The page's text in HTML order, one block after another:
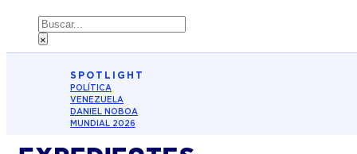
Buscar
×
SPOTLIGHT
POLÍTICA
VENEZUELA
DANIEL NOBOA
MUNDIAL 2026